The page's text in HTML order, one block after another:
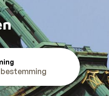
bestemming